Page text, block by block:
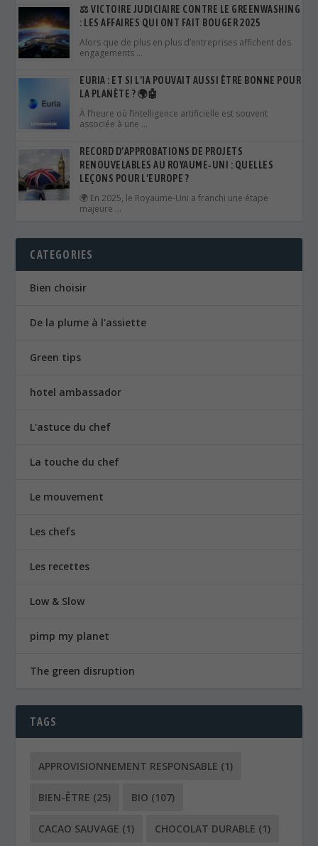
⚖️ VICTOIRE JUDICIAIRE CONTRE LE GREENWASHING
: LES AFFAIRES QUI ONT FAIT BOUGER 2025
Alors que de plus en plus d’entreprises affichent des
engagements …
EURIA : ET SI L’IA POUVAIT AUSSI ÊTRE BONNE POUR
LA PLANÈTE ? 🌍🤖
À l’heure où l’intelligence artificielle est souvent
associée à une …
RECORD D’APPROBATIONS DE PROJETS
RENOUVELABLES AU ROYAUME‑UNI : QUELLES
LEÇONS POUR L’EUROPE ?
🌍 En 2025, le Royaume‑Uni a franchi une étape
majeure …
CATEGORIES
Bien choisir
De la plume à l'assiette
Green tips
hotel ambassador
L'astuce du chef
La touche du chef
Le mouvement
Les chefs
Les recettes
Low & Slow
pimp my planet
The green disruption
TAGS
APPROVISIONNEMENT RESPONSABLE (1)
BIEN-ÊTRE (25) BIO (107)
CACAO SAUVAGE (1) CHOCOLAT DURABLE (1)